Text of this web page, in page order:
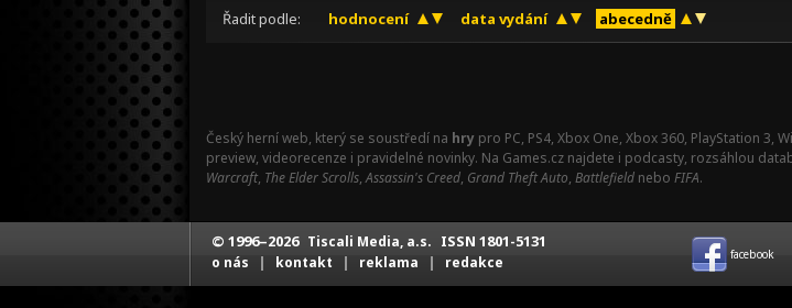
Řadit podle: hodnocení data vydání abecedně
Český herní web, který se soustředí na hry pro PC, PS4, Xbox One, Xbox 360, PlayStation 3,
preview, videorecenze i pravidelné novinky. Na Games.cz najdete i podcasty, rozsáhlou
Warcraft, The Elder Scrolls,Assassin's Creed, Grand Theft Auto, Battlefield nebo FIFA.
© 1996–2026 Tiscali Media, a.s. ISSN 1801-5131
o nás | kontakt | reklama | redakce facebook